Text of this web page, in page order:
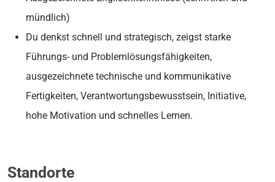
mündlich)
Du denkst schnell und strategisch, zeigst starke
Führungs- und Problemlösungsfähigkeiten,
ausgezeichnete technische und kommunikative
Fertigkeiten, Verantwortungsbewusstsein, Initiative,
hohe Motivation und schnelles Lernen.
Standorte